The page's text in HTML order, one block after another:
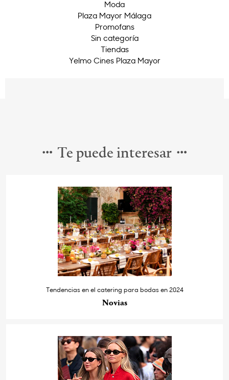
Moda
Plaza Mayor Málaga
Promofans
Sin categoría
Tiendas
Yelmo Cines Plaza Mayor
Te puede interesar
Tendencias en el catering para bodas en 2024
Novias